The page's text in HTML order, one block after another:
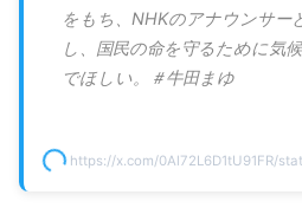
をもち、NHKのアナウンサー
し、国民の命を守るために気
でほしい。＃牛田まゆ
https://x.com/0Al72L6D1tU91FR/